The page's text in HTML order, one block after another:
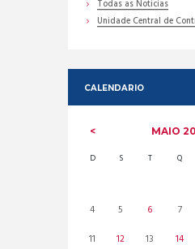
Todas as Noticias
Unidade Central de
CALENDARIO
MAIO
D S T Q
4
5 6 7
11
12 13 14